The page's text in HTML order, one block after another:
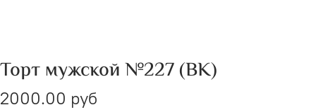
Торт мужской №227 (ВК)
2000.00 руб